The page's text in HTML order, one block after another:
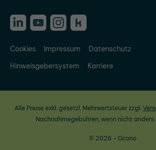
Cookies Impressum
Datenschutz
Hinweisgebersystem
Karriere
Alle Preise exkl. gesetzl. Mehrwertsteuer zzgl.
Nachnahmegebühren, wenn nicht
© 2026 - Ocono